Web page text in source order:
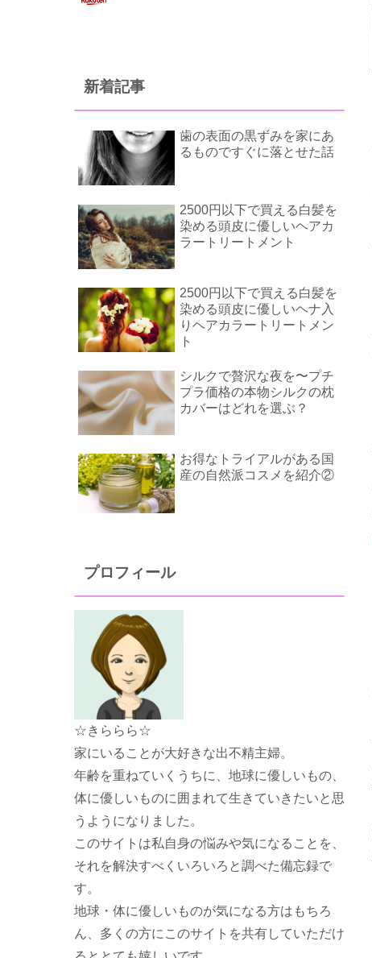
新着記事
歯の表面の黒ずみを家にあ
るものですぐに落とせた話
2500円以下で買える白髪を
染める頭皮に優しいヘアカ
ラートリートメント
2500円以下で買える白髪を
染める頭皮に優しいヘナ入
りヘアカラートリートメン
ト
シルクで贅沢な夜を〜プチ
プラ価格の本物シルクの枕
カバーはどれを選ぶ？
お得なトライアルがある国
産の自然派コスメを紹介②
プロフィール
☆きららら☆
家にいることが大好きな出不精主婦。
年齢を重ねていくうちに、地球に優しいもの、
体に優しいものに囲まれて生きていきたいと思
うようになりました。
このサイトは私自身の悩みや気になることを、
それを解決すべくいろいろと調べた備忘録で
す。
地球・体に優しいものが気になる方はもちろ
ん、多くの方にこのサイトを共有していただけ